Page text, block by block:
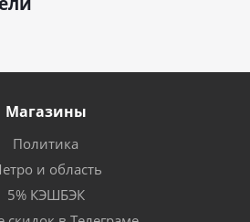
Магазины
Политика
и область
5% КЭШБЭК